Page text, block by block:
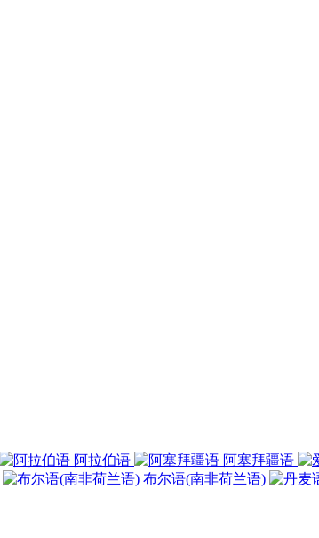
阿拉伯语
阿塞拜疆语
布尔语(南非荷兰语)